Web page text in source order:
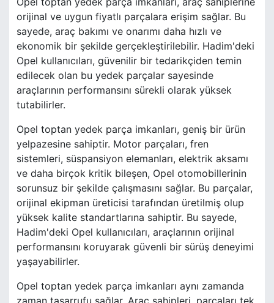
orijinal ve uygun fiyatlı parçalara erişim sağlar. Bu
sayede, araç bakımı ve onarımı daha hızlı ve
ekonomik bir şekilde gerçekleştirilebilir. Hadim'deki
Opel kullanıcıları, güvenilir bir tedarikçiden temin
edilecek olan bu yedek parçalar sayesinde
araçlarının performansını sürekli olarak yüksek
tutabilirler.
Opel toptan yedek parça imkanları, geniş bir ürün
yelpazesine sahiptir. Motor parçaları, fren
sistemleri, süspansiyon elemanları, elektrik aksamı
ve daha birçok kritik bileşen, Opel otomobillerinin
sorunsuz bir şekilde çalışmasını sağlar. Bu parçalar,
orijinal ekipman üreticisi tarafından üretilmiş olup
yüksek kalite standartlarına sahiptir. Bu sayede,
Hadim'deki Opel kullanıcıları, araçlarının orijinal
performansını koruyarak güvenli bir sürüş deneyimi
yaşayabilirler.
Opel toptan yedek parça imkanları aynı zamanda